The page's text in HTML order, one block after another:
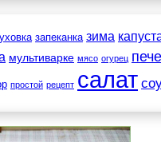
запеканка зима
мультиварке мясо огурец
простой рецепт салат